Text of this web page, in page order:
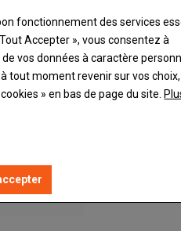
fonctionnement des services
Accepter », vous consentez à
vos données à caractère
tout moment revenir sur vos
» en bas de page du site.